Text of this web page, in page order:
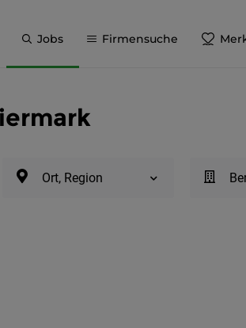
Jobs Firmensuche
Ort, Region